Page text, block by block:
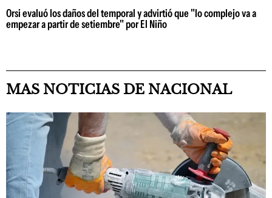
Orsi evaluó los daños del temporal y advirtió que "lo complejo va a
empezar a partir de setiembre" por El Niño
MAS NOTICIAS DE NACIONAL